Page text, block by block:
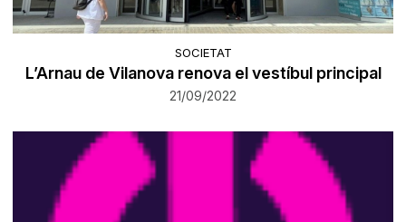
SOCIETAT
L’Arnau de Vilanova renova el vestíbul principal
21/09/2022